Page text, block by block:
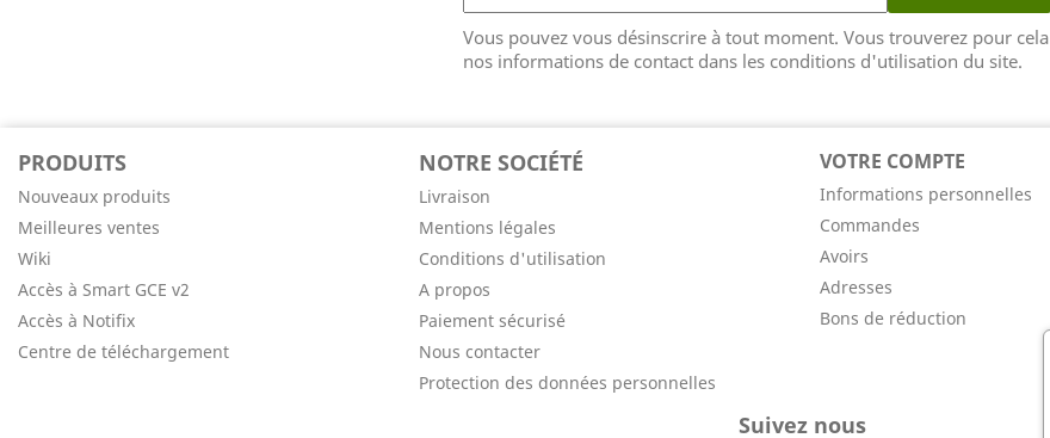
Vous pouvez vous désinscrire à tout moment. Vous trouverez pour cela
nos informations de contact dans les conditions d'utilisation du site.
PRODUITS
Nouveaux produits
Meilleures ventes
Wiki
Accès à Smart GCE v2
Accès à Notifix
Centre de téléchargement
NOTRE SOCIÉTÉ
Livraison
Mentions légales
Conditions d'utilisation
A propos
Paiement sécurisé
Nous contacter
Protection des données personnelles
VOTRE COMPTE
Informations personnelles
Commandes
Avoirs
Adresses
Bons de réduction
Suivez nous